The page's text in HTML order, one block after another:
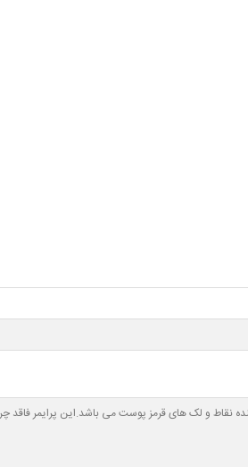
بر آب ، پوشاننده نقاط و لک های قرمز پوست می باشد.این